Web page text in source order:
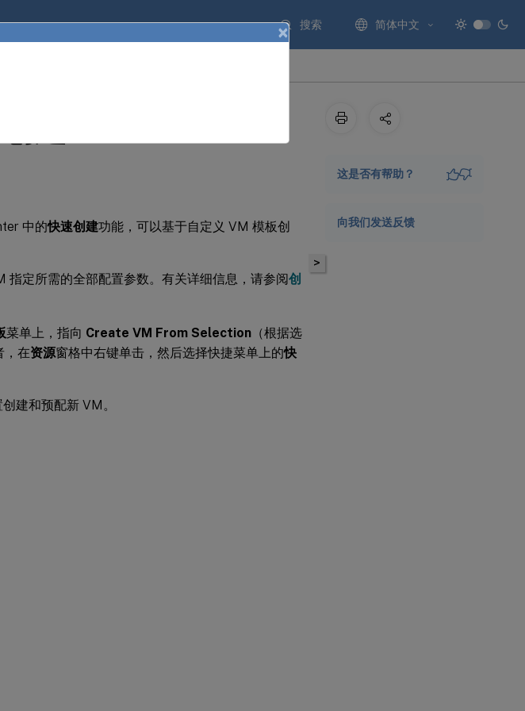
搜索 简体中文
建 VM
中的快速创建功能，可以基于自定义 VM 模板创
定所需的全部配置参数。有关详细信息，请参阅创
菜单上，指向 Create VM From Selection （根据选
，在资源窗格中右键单击，然后选择快捷菜单上的快
建和预配新 VM。
>
这是否有帮助？
向我们发送反馈
×